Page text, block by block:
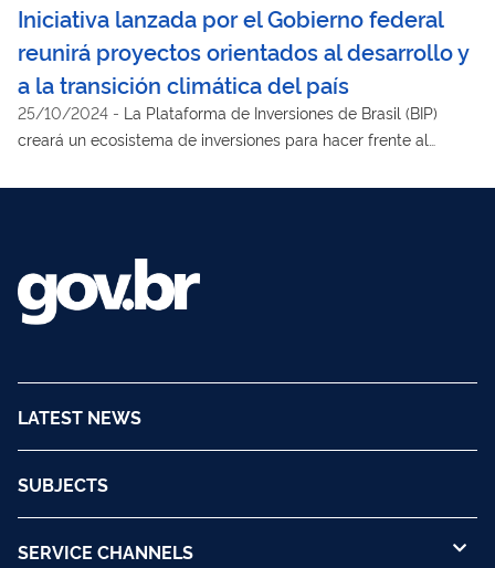
Iniciativa lanzada por el Gobierno federal
reunirá proyectos orientados al desarrollo y
a la transición climática del país
25/10/2024 - La Plataforma de Inversiones de Brasil (BIP)
creará un ecosistema de inversiones para hacer frente al
economía y la reindustrialización verde
LATEST NEWS
SUBJECTS
SERVICE CHANNELS